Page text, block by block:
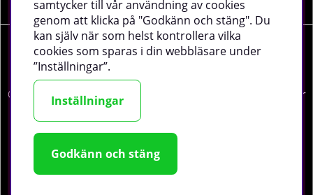
© 2026 tillskottsbolaget.se. Vi använder cookies -
läs mer
samtycker till vår användning av cookies
genom att klicka på "Godkänn och stäng". Du
kan själv när som helst kontrollera vilka
cookies som sparas i din webbläsare under
”Inställningar”.
Inställningar
Godkänn och stäng